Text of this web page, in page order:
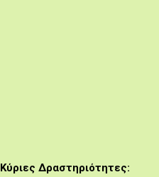
Κύριες Δραστηριότητες: